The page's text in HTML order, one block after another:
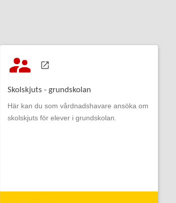
Skolskjuts - grundskolan
Här kan du som vårdnadshavare ansöka om
skolskjuts för elever i grundskolan.